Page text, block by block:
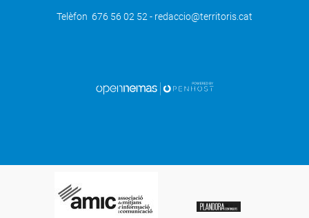
Telèfon 676 56 02 52 - redaccio@territoris.cat